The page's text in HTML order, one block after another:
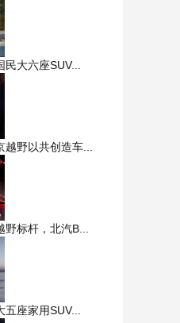
大六座SUV...
野以共创造车...
标杆，北汽B...
座家用SUV...